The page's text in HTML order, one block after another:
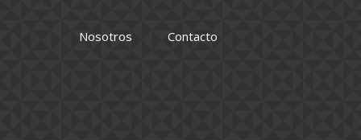
Nosotros Contacto